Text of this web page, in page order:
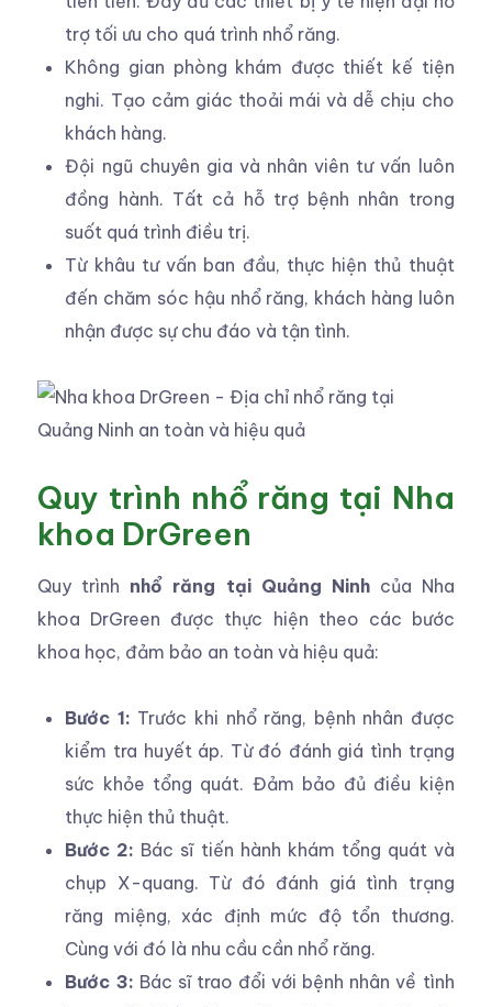
trợ tối ưu cho quá trình nhổ răng.
Không gian phòng khám được thiết kế tiện
nghi. Tạo cảm giác thoải mái và dễ chịu cho
khách hàng.
Đội ngũ chuyên gia và nhân viên tư vấn luôn
đồng hành. Tất cả hỗ trợ bệnh nhân trong
suốt quá trình điều trị.
Từ khâu tư vấn ban đầu, thực hiện thủ thuật
đến chăm sóc hậu nhổ răng, khách hàng luôn
nhận được sự chu đáo và tận tình.
Quy trình nhổ răng tại Nha
khoa DrGreen
Quy trình nhổ răng tại Quảng Ninhcủa Nha
khoa DrGreen được thực hiện theo các bước
khoa học, đảm bảo an toàn và hiệu quả:
Bước 1: Trước khi nhổ răng, bệnh nhân được
kiểm tra huyết áp. Từ đó đánh giá tình trạng
sức khỏe tổng quát. Đảm bảo đủ điều kiện
thực hiện thủ thuật.
Bước 2: Bác sĩ tiến hành khám tổng quát và
chụp X-quang. Từ đó đánh giá tình trạng
răng miệng, xác định mức độ tổn thương.
Cùng với đó là nhu cầu cần nhổ răng.
Bước 3: Bác sĩ trao đổi với bệnh nhân về tình